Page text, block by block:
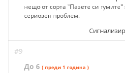
нещо от сорта "Пазете си
сериозен проблем.
#9
До 6 ( преди 1 година )